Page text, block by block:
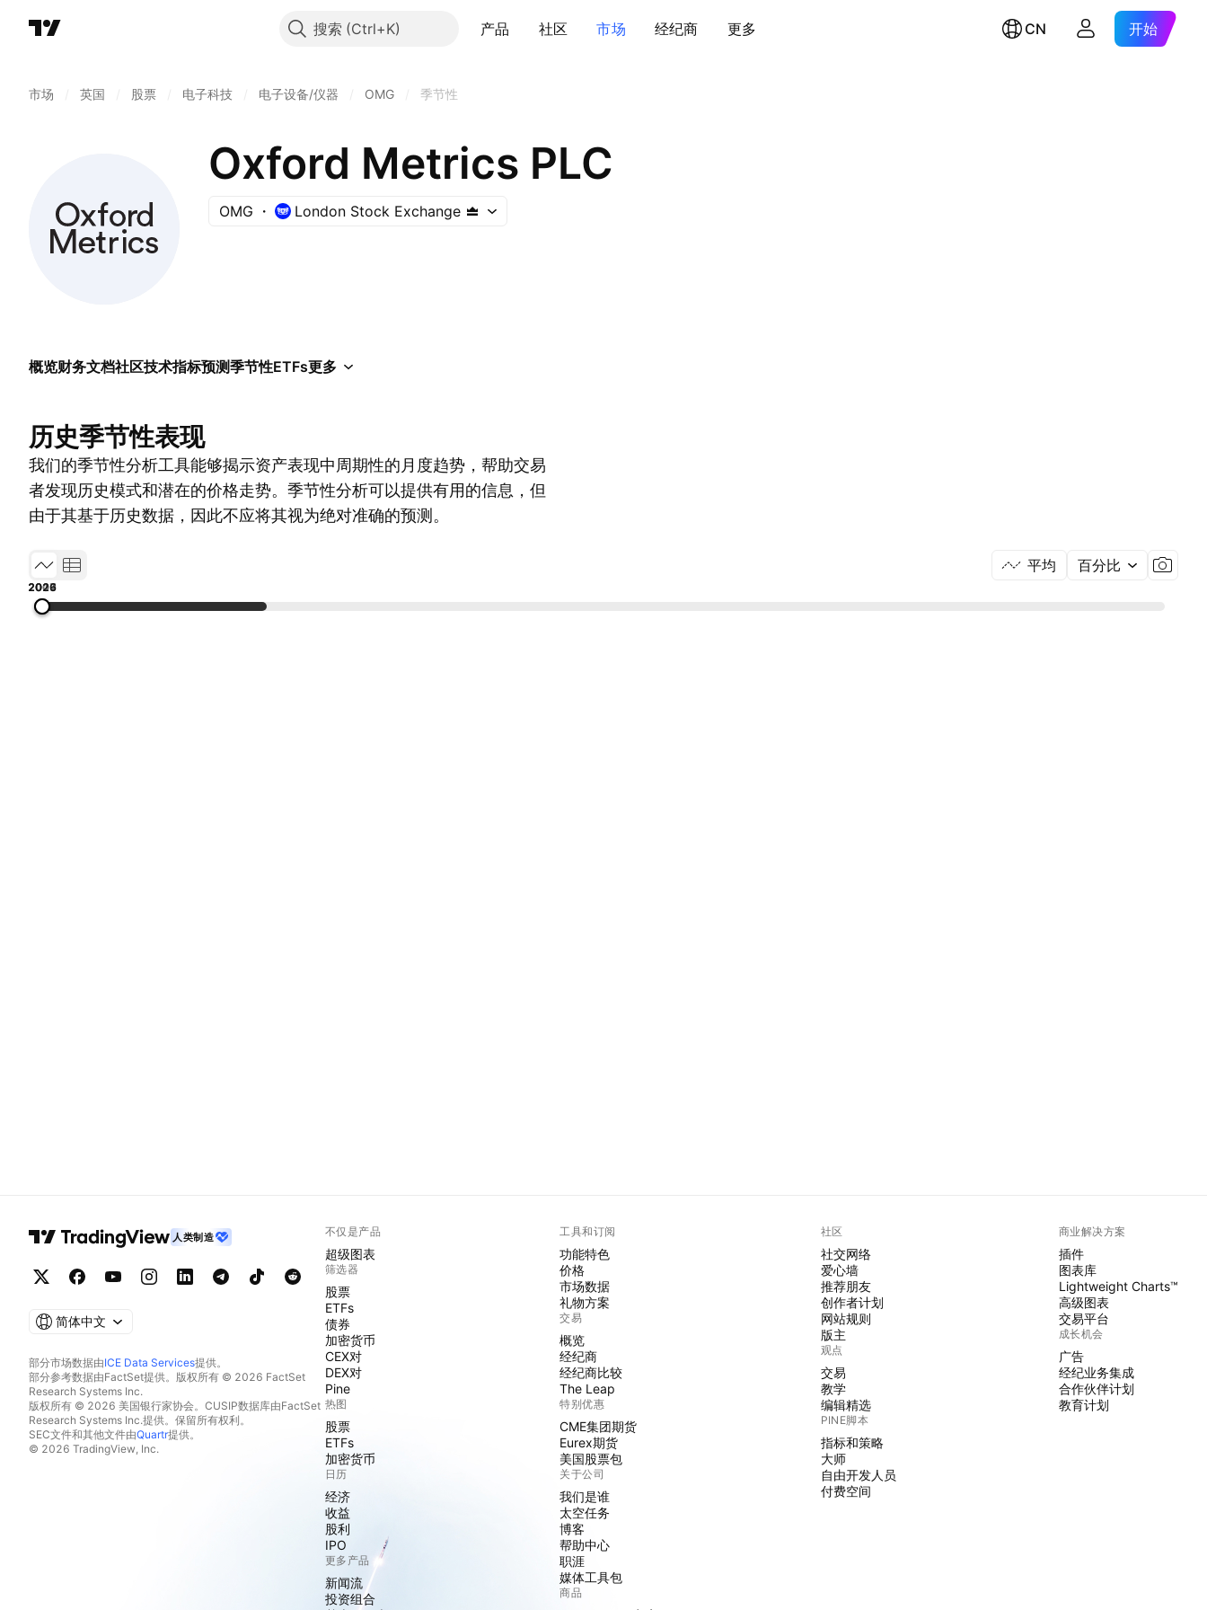
搜索 产品 社区 市场 经纪商 更多 CN 开始
市场 英国 股票 电子科技 电子设备/仪器 OMG 季节性
Oxford Metrics PLC
OMG London Stock Exchange
概览财务文档社区技术指标预测季节性ETFs更多
历史季节性表现
我们的季节性分析工具能够揭示资产表现中周期性的月度趋势，帮助交易
者发现历史模式和潜在的价格走势。季节性分析可以提供有用的信息，但
由于其基于历史数据，因此不应将其视为绝对准确的预测。
平均 百分比
2001
2007
2013
2019
2026
人类制造
简体中文
部分市场数据由ICE Data Services提供。
部分参考数据由FactSet提供。版权所有 © 2026 FactSet
Research Systems Inc.
版权所有 © 2026 美国银行家协会。CUSIP数据库由FactSet
Research Systems Inc.提供。保留所有权利。
SEC文件和其他文件由Quartr提供。
© 2026 TradingView, Inc.
不仅是产品
超级图表
筛选器
股票
ETFs
债券
加密货币
CEX对
DEX对
Pine
热图
股票
ETFs
加密货币
日历
经济
收益
股利
IPO
更多产品
新闻流
投资组合
工具和订阅
功能特色
价格
市场数据
礼物方案
交易
概览
经纪商
经纪商比较
The Leap
特别优惠
CME集团期货
Eurex期货
美国股票包
关于公司
我们是谁
太空任务
博客
帮助中心
职涯
媒体工具包
商品
社区
社交网络
爱心墙
推荐朋友
创作者计划
网站规则
版主
观点
交易
教学
编辑精选
PINE脚本
指标和策略
大师
自由开发人员
付费空间
商业解决方案
插件
图表库
Lightweight Charts™
高级图表
交易平台
成长机会
广告
经纪业务集成
合作伙伴计划
教育计划